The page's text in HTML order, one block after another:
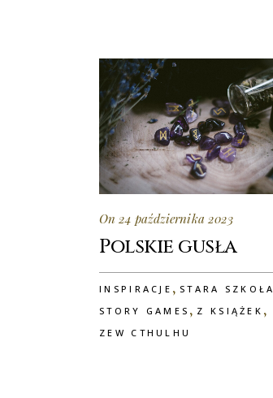
On 24 października 2023
Polskie gusła
INSPIRACJE , STARA SZKOŁA
STORY GAMES , Z KSIĄŻEK ,
ZEW CTHULHU